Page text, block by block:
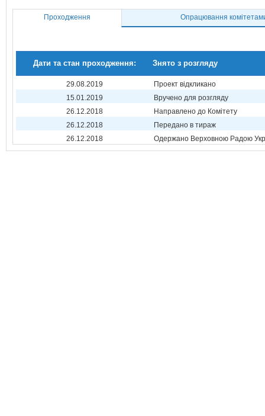
Проходження Опрацювання
Дати та стан проходження: Знято з розгляду
29.08.2019
Проект відкликано
15.01.2019
Вручено для розгляду
26.12.2018
Направлено до Комітету
26.12.2018
Передано в тираж
26.12.2018
Одержано Верховною Радою